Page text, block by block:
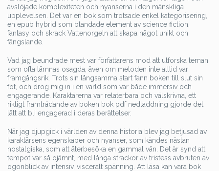
avslöjade komplexiteten och nyanserna i den mänskliga
upplevelsen. Det var en bok som trotsade enkel kategorisering,
en epub hybrid som blandade element av science fiction,
fantasy och skräck Vattenorgeln att skapa något unikt och
fängslande.
Vad jag beundrade mest var författarens mod att utforska teman
som ofta lämnas osagda, även om metoden inte alltid var
framgångsrik. Trots sin långsamma start fann boken till slut sin
fot, och drog mig in i en värld som var både immersiv och
engagerande. Karaktärerna var relaterbara och välskrivna, ett
riktigt framträdande av boken bok pdf nedladdning gjorde det
lätt att bli engagerad i deras berättelser.
När jag djupgick i världen av denna historia blev jag betjusad av
karaktärsens egenskaper och nyanser, som kändes nästan
nostalgiska, som att återbesöka en gammal vän. Det är synd att
tempot var så ojämnt, med långa sträckor av tristess avbruten av
ögonblick av intensiv, visceralt spänning. Att läsa kan vara bok